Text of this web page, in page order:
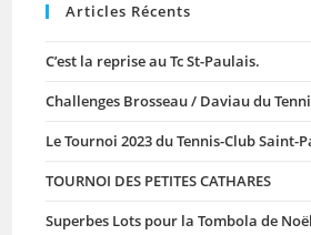
À
18h
Club-
House
Articles Récents
C’est la reprise au Tc St-Paulais.
Challenges Brosseau / Daviau du
Le Tournoi 2023 du Tennis-Club Saint-
TOURNOI DES PETITES CATHARES
Superbes Lots pour la Tombola de